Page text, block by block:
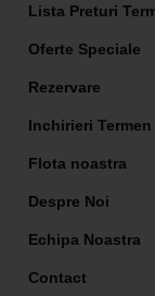
Lista Preturi
Oferte Speciale
Rezervare
Inchirieri
Flota noastra
Despre Noi
Echipa Noastra
Contact